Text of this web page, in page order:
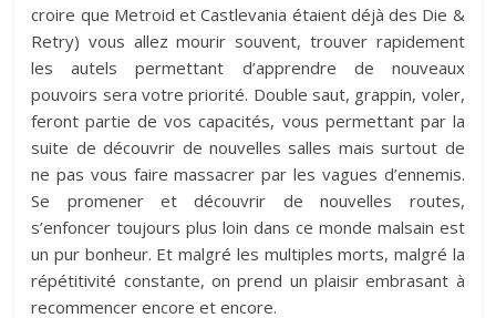
croire que Metroid et Castlevania étaient déjà des Die &
Retry) vous allez mourir souvent, trouver rapidement
les autels permettant d’apprendre de nouveaux
pouvoirs sera votre priorité. Double saut, grappin, voler,
feront partie de vos capacités, vous permettant par la
suite de découvrir de nouvelles salles mais surtout de
ne pas vous faire massacrer par les vagues d’ennemis.
Se promener et découvrir de nouvelles routes,
s’enfoncer toujours plus loin dans ce monde malsain est
un pur bonheur. Et malgré les multiples morts, malgré la
répétitivité constante, on prend un plaisir embrasant à
recommencer encore et encore.